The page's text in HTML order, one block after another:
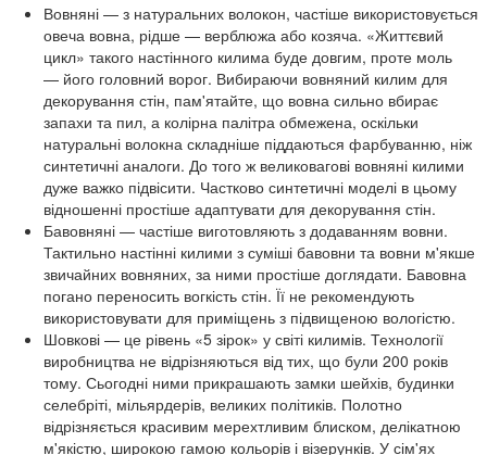
Вовняні — з натуральних волокон, частіше використовується
овеча вовна, рідше — верблюжа або козяча. «Життєвий
цикл» такого настінного килима буде довгим, проте моль
— його головний ворог. Вибираючи вовняний килим для
декорування стін, пам'ятайте, що вовна сильно вбирає
запахи та пил, а колірна палітра обмежена, оскільки
натуральні волокна складніше піддаються фарбуванню, ніж
синтетичні аналоги. До того ж великовагові вовняні килими
дуже важко підвісити. Частково синтетичні моделі в цьому
відношенні простіше адаптувати для декорування стін.
Бавовняні — частіше виготовляють з додаванням вовни.
Тактильно настінні килими з суміші бавовни та вовни м'якше
звичайних вовняних, за ними простіше доглядати. Бавовна
погано переносить вогкість стін. Її не рекомендують
використовувати для приміщень з підвищеною вологістю.
Шовкові — це рівень «5 зірок» у світі килимів. Технології
виробництва не відрізняються від тих, що були 200 років
тому. Сьогодні ними прикрашають замки шейхів, будинки
селебріті, мільярдерів, великих політиків. Полотно
відрізняється красивим мерехтливим блиском, делікатною
м'якістю, широкою гамою кольорів і візерунків. У сім'ях